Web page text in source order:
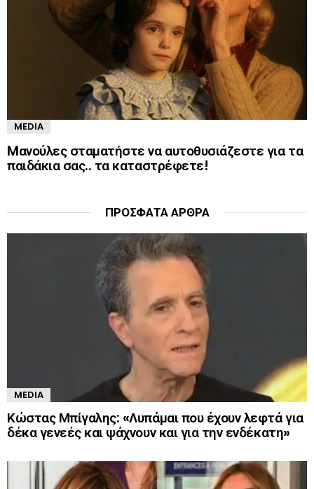
MEDIA
Mανούλες σταματήστε να αυτοθυσιάζεστε για τα
παιδάκια σας.. τα καταστρέφετε!
ΠΡΌΣΦΑΤΑ ΆΡΘΡΑ
MEDIA
Κώστας Μπίγαλης: «Λυπάμαι που έχουν λεφτά για
δέκα γενεές και ψάχνουν και για την ενδέκατη»